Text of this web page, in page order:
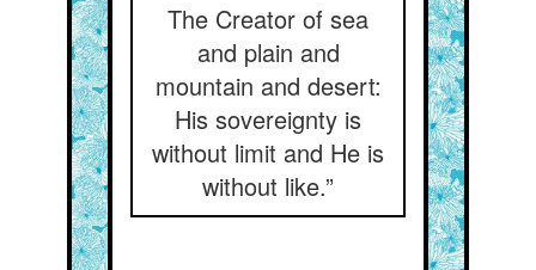
The Creator of sea
and plain and
mountain and desert:
His sovereignty is
without limit and He is
without like.”